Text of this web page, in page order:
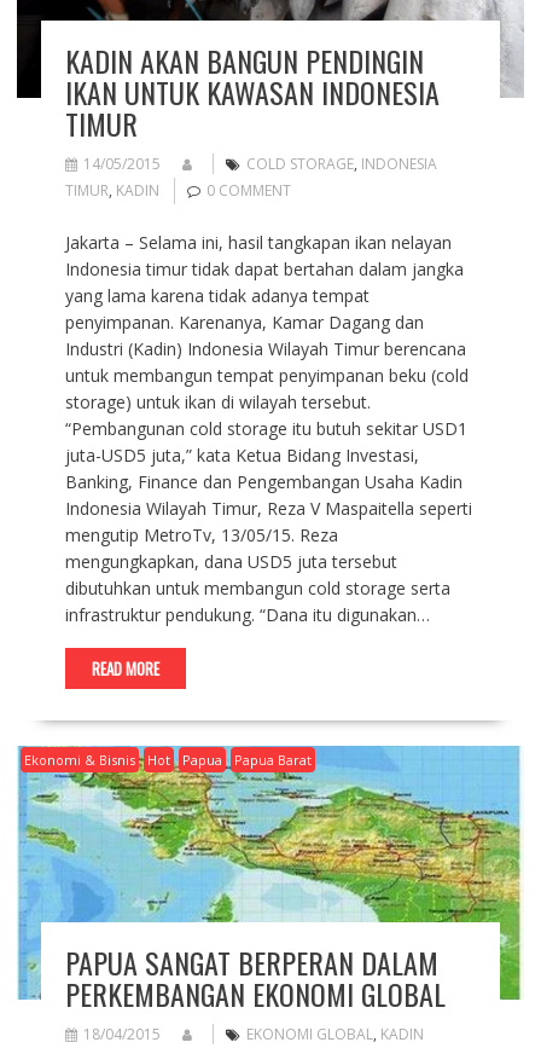
KADIN AKAN BANGUN PENDINGIN
IKAN UNTUK KAWASAN INDONESIA
TIMUR
14/05/2015 COLD STORAGE, INDONESIA
TIMUR, KADIN 0 COMMENT
Jakarta – Selama ini, hasil tangkapan ikan nelayan
Indonesia timur tidak dapat bertahan dalam jangka
yang lama karena tidak adanya tempat
penyimpanan. Karenanya, Kamar Dagang dan
Industri (Kadin) Indonesia Wilayah Timur berencana
untuk membangun tempat penyimpanan beku (cold
storage) untuk ikan di wilayah tersebut.
“Pembangunan cold storage itu butuh sekitar USD1
juta-USD5 juta,” kata Ketua Bidang Investasi,
Banking, Finance dan Pengembangan Usaha Kadin
Indonesia Wilayah Timur, Reza V Maspaitella seperti
mengutip MetroTv, 13/05/15. Reza
mengungkapkan, dana USD5 juta tersebut
dibutuhkan untuk membangun cold storage serta
infrastruktur pendukung. “Dana itu digunakan…
READ MORE
Ekonomi & Bisnis Hot Papua Papua Barat
PAPUA SANGAT BERPERAN DALAM
PERKEMBANGAN EKONOMI GLOBAL
18/04/2015 EKONOMI GLOBAL, KADIN